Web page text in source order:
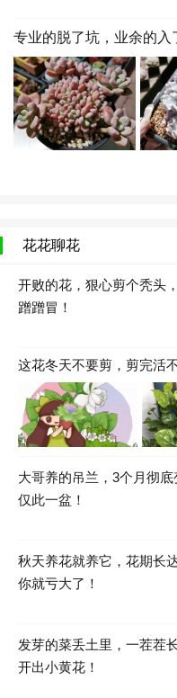
专业的脱了坑，业余的入
花花聊花
开败的花，狠心剪个秃头
蹭蹭冒！
这花冬天不要剪，剪完活
大哥养的吊兰，3个月彻底
仅此一盆！
秋天养花就养它，花期长
你就亏大了！
发芽的菜丢土里，一茬茬
开出小黄花！